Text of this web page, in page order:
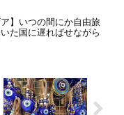
ア】いつの間にか自由旅
た国に遅ればせながら